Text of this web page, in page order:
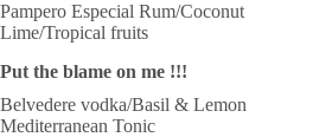
Pampero Especial Rum/Coconut
Lime/Tropical fruits
Put the blame on me !!!
Belvedere vodka/Basil & Lemon
Mediterranean Tonic